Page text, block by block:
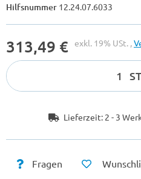
Hilfsnummer 12.24.07.6033
313,49 € exkl. 19% USt. ,
Lieferzeit: 2 - 3
Fragen